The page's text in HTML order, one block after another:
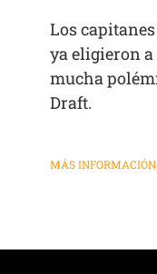
Los
ya eligieron a
mucha
Draft.
MÁS INFORMACIÓN